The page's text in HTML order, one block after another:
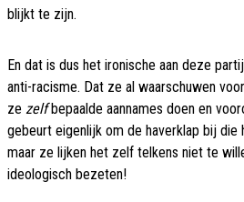
blijkt te zijn.
En dat is dus het ironische aan deze
anti-racisme. Dat ze al waarschuwen
ze zelfbepaalde aannames doen en
gebeurt eigenlijk om de haverklap bij die
maar ze lijken het zelf telkens niet te
ideologisch bezeten!